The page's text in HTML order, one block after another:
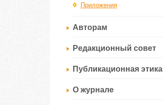
Приложения
Авторам
Редакционный совет
Публикационная этика
О журнале